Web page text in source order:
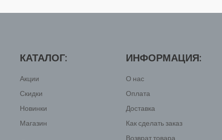
КАТАЛОГ:
Акции
Скидки
Новинки
Магазин
ИНФОРМАЦИЯ:
О нас
Оплата
Доставка
Как сделать заказ
Возврат товара